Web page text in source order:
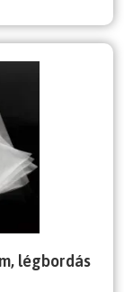
légbordás